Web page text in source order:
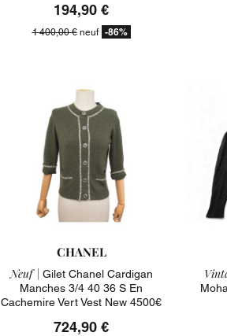
194,90 €
1 400,00 €neuf -86%
CHANEL
Neuf | Gilet Chanel Cardigan
Manches 3/4 40 36 S En
Cachemire Vert Vest New 4500€
724,90 €